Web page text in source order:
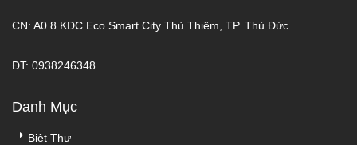
CN: A0.8 KDC Eco Smart City Thủ Thiêm, TP. Thủ Đức
ĐT: 0938246348
Danh Mục
Biệt Thự